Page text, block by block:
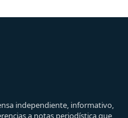
independiente, informativo,
a notas periodística que